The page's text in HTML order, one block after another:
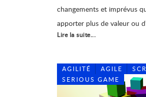
changements et imprévus
apporter plus de valeur ou
Lire la suite...
AGILITÉ AGILE
SERIOUS GAME